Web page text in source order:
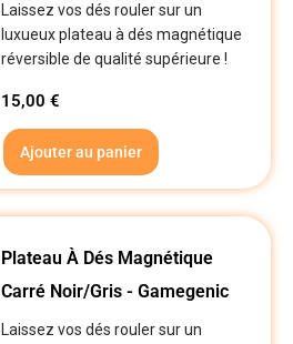
Laissez vos dés rouler sur un
luxueux plateau à dés magnétique
réversible de qualité supérieure !
15,00€
Ajouter au panier
Plateau À Dés Magnétique
Carré Noir/Gris - Gamegenic
Laissez vos dés rouler sur un